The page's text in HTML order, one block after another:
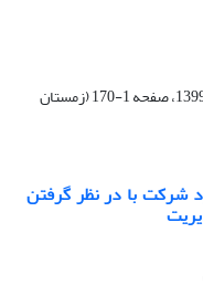
دوره 3، شماره 37، زمستان 1399، صفحه 1-170 (زمستان
شرکت با در نظر گرفتن